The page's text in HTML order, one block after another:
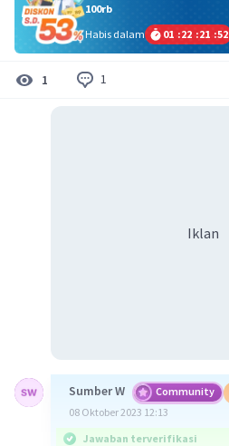
100rb
Habis dalam
01 :22 :21 :51
1 1
Iklan
Sumber W Community
08 Oktober 2023 12:13
Jawaban terverifikasi